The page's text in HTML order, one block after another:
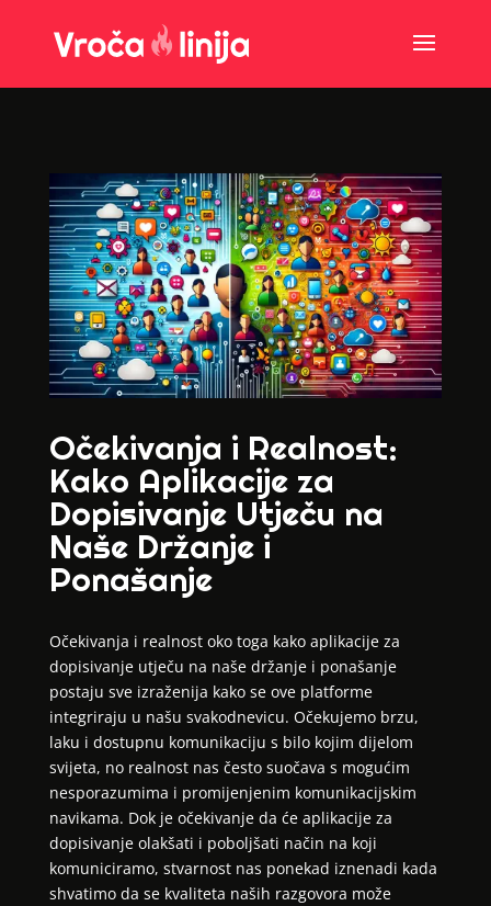
Očekivanja i Realnost:
Kako Aplikacije za
Dopisivanje Utječu na
Naše Držanje i
Ponašanje
Očekivanja i realnost oko toga kako aplikacije za
dopisivanje utječu na naše držanje i ponašanje
postaju sve izraženija kako se ove platforme
integriraju u našu svakodnevicu. Očekujemo brzu,
laku i dostupnu komunikaciju s bilo kojim dijelom
svijeta, no realnost nas često suočava s mogućim
nesporazumima i promijenjenim komunikacijskim
navikama. Dok je očekivanje da će aplikacije za
dopisivanje olakšati i poboljšati način na koji
komuniciramo, stvarnost nas ponekad iznenadi kada
shvatimo da se kvaliteta naših razgovora može